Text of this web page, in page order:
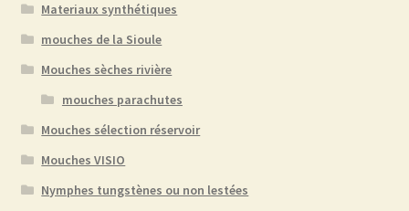
Materiaux synthétiques
mouches de la Sioule
Mouches sèches rivière
mouches parachutes
Mouches sélection réservoir
Mouches VISIO
Nymphes tungstènes ou non lestées